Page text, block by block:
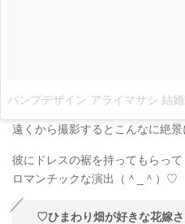
遠くから撮影するとこんなに絶
彼にドレスの裾を持ってもらって
ロマンチックな演出（＾_＾）♡
♡ひまわり畑が好きな花嫁